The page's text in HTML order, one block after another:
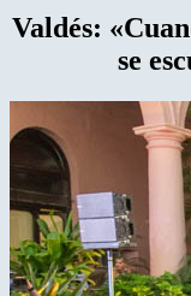
Valdés:
se